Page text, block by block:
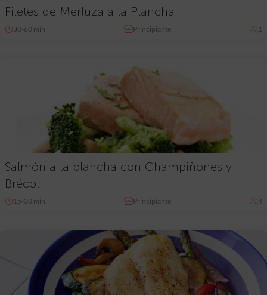
Filetes de Merluza a la Plancha
30-60 min Principiante 1
Salmón a la plancha con Champiñones y
Brécol
15-30 min Principiante 4